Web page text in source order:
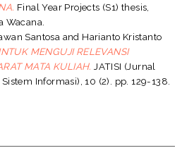
Final Year Projects (S1) thesis,
Wacana.
Santosa and Harianto Kristanto
MENGUJI RELEVANSI
MATA KULIAH. JATISI (Jurnal
Informasi), 10 (2). pp. 129-138.